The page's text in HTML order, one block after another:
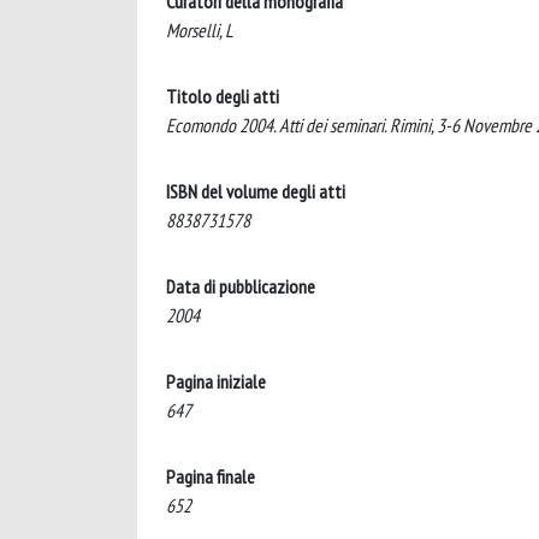
Morselli, L
Titolo degli atti
Ecomondo 2004. Atti dei seminari. Rimini, 3-6 Novembre
ISBN del volume degli atti
8838731578
Data di pubblicazione
2004
Pagina iniziale
647
Pagina finale
652